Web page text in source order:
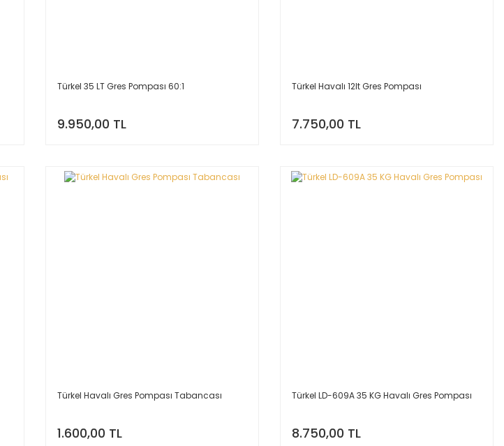
Türkel 35 LT Gres Pompası 60:1
9.950,00 TL
Türkel Havalı 12lt Gres Pompası
7.750,00 TL
Türkel Havalı Gres Pompası Tabancası
1.600,00 TL
Türkel LD-609A 35 KG Havalı Gres Pompası
8.750,00 TL